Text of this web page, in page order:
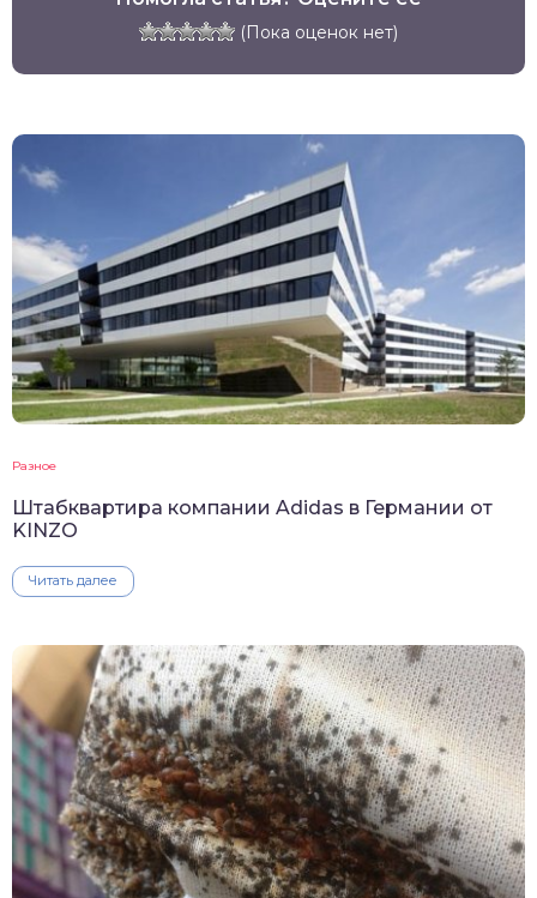
(Пока оценок нет)
Разное
Штабквартира компании Adidas в Германии от
KINZO
Читать далее